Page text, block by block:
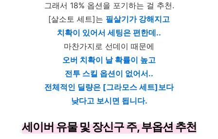
그래서 18% 옵션을 포기하는 걸 추천.
[살소토 세트]는 필살기가 강해지고
치확이 있어서 세팅은 편한데..
마찬가지로 선데이 때문에
오버 치확이 날 확률이 높고
전투 스킬 옵션이 없어서..
전체적인 딜량은 [그라모스 세트]보다
낮다고 보시면 됩니다.
세이버 유물 및 장신구 주, 부옵션 추천